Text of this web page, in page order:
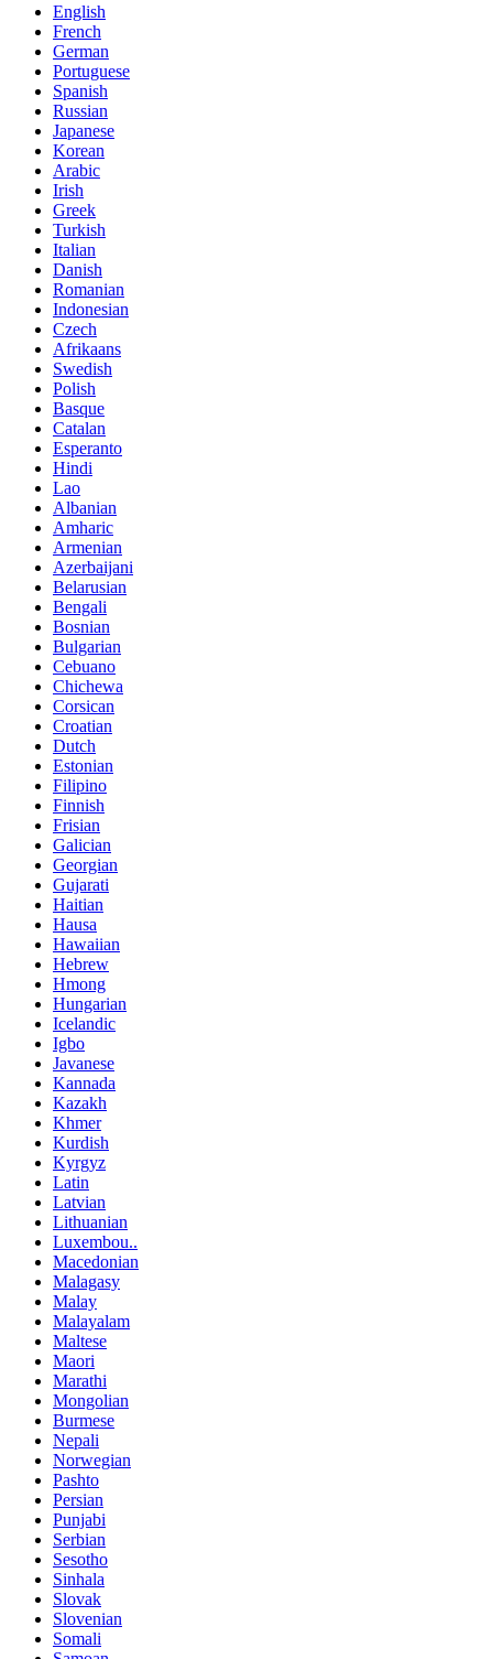
English
French
German
Portuguese
Spanish
Russian
Japanese
Korean
Arabic
Irish
Greek
Turkish
Italian
Danish
Romanian
Indonesian
Czech
Afrikaans
Swedish
Polish
Basque
Catalan
Esperanto
Hindi
Lao
Albanian
Amharic
Armenian
Azerbaijani
Belarusian
Bengali
Bosnian
Bulgarian
Cebuano
Chichewa
Corsican
Croatian
Dutch
Estonian
Filipino
Finnish
Frisian
Galician
Georgian
Gujarati
Haitian
Hausa
Hawaiian
Hebrew
Hmong
Hungarian
Icelandic
Igbo
Javanese
Kannada
Kazakh
Khmer
Kurdish
Kyrgyz
Latin
Latvian
Lithuanian
Luxembou..
Macedonian
Malagasy
Malay
Malayalam
Maltese
Maori
Marathi
Mongolian
Burmese
Nepali
Norwegian
Pashto
Persian
Punjabi
Serbian
Sesotho
Sinhala
Slovak
Slovenian
Somali